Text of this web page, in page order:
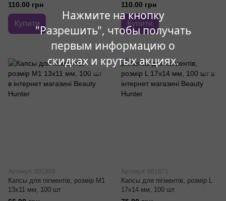
Нажмите на кнопку
"Разрешить", чтобы получать
первым информацию о
скидках и крутых акциях.
110.00 грн
Купити
110.00 грн
Купити
Артикул: 001869
Капсы для пігментів, розмір M1
13x11 мм, 100 шт
Артикул: 001871
Капсы для пігментів, розмір L
17x14 мм, 100 шт